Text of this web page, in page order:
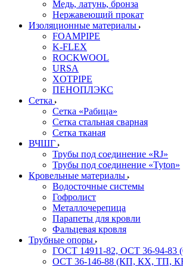
Медь, латунь, бронза
Нержавеющий прокат
Изоляционные материалы
FOAMPIPE
K-FLEX
ROCKWOOL
URSA
XOTPIPE
ПЕНОПЛЭКС
Сетка
Сетка «Рабица»
Сетка стальная сварная
Сетка тканая
ВЧШГ
Трубы под соединение «RJ»
Трубы под соединение «Tyton»
Кровельные материалы
Водосточные системы
Гофролист
Металлочерепица
Парапеты для кровли
Фальцевая кровля
Трубные опоры
ГОСТ 14911-82, ОСТ 36-94-
ОСТ 36-146-88 (КП, КХ, ТП,